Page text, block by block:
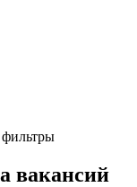
вакансий